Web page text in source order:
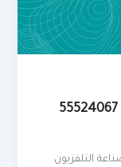
التلفزيون